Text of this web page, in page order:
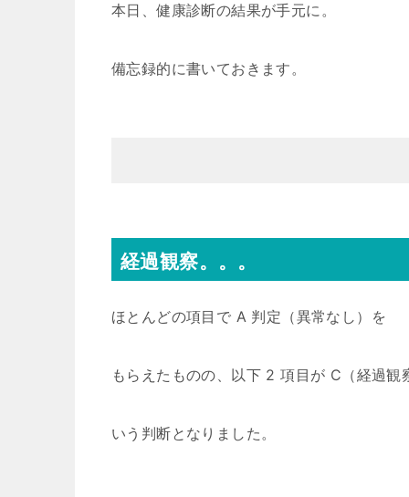
本日、健康診断の結果が手元に。
備忘録的に書いておきます。
経過観察。。。
ほとんどの項目で A 判定（異常なし）を
もらえたものの、以下 2 項目が C（経過観
いう判断となりました。